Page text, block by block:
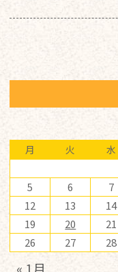
月 火 水
5
6 7
12
13 14
19
20 21
26
27 28